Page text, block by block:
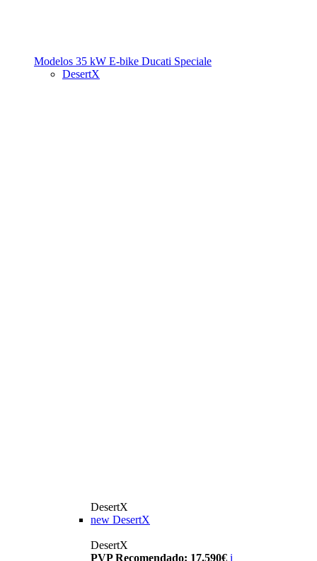
Modelos 35 kW E-bike Ducati Speciale
DesertX
DesertX
new DesertX
DesertX
PVP Recomendado: 17.590€ i